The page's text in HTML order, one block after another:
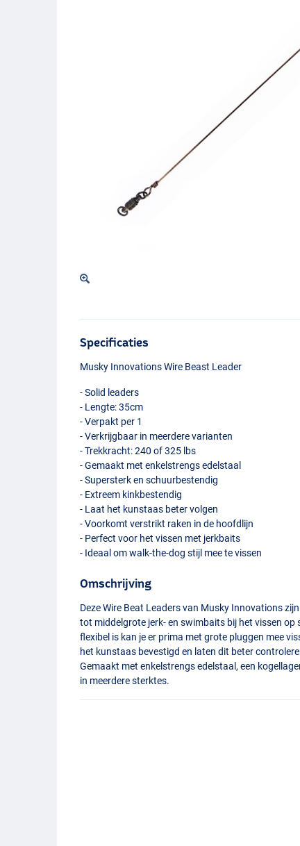
Specificaties
Musky Innovations Wire Beast Leader
- Solid leaders
- Lengte: 35cm
- Verpakt per 1
- Verkrijgbaar in meerdere varianten
- Trekkracht: 240 of 325 lbs
- Gemaakt met enkelstrengs edelstaal
- Supersterk en schuurbestendig
- Extreem kinkbestendig
- Laat het kunstaas beter volgen
- Voorkomt verstrikt raken in de hoofdlijn
- Perfect voor het vissen met jerkbaits
- Ideaal om walk-the-dog stijl mee te vissen
Omschrijving
Deze Wire Beat Leaders van Musky Innovations
tot middelgrote jerk- en swimbaits bij het vissen op
flexibel is kan je er prima met grote pluggen mee
het kunstaas bevestigd en laten dit beter
Gemaakt met enkelstrengs edelstaal, een
in meerdere sterktes.